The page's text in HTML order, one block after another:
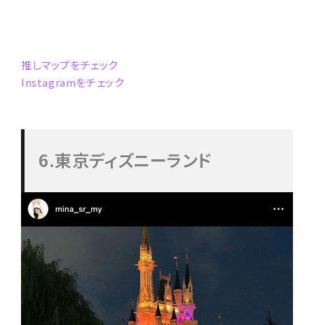
推しマップをチェック
Instagramをチェック
6.東京ディズニーランド